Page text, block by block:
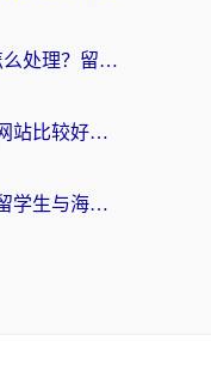
在海外如果使用交管12123怎么处理？留学生亲测有效的回国加速方案
海外看国内电视直播用什么网站比较好？一篇解决你所有追剧难题的实用指南
在国外如何打开中国网站？留学生与海外华人的无缝访问指南